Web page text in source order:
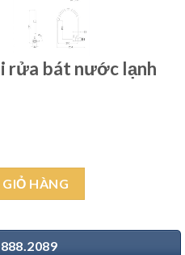
rửa bát nước lạnh
lạnh gắn tường số lượng
HÀNG